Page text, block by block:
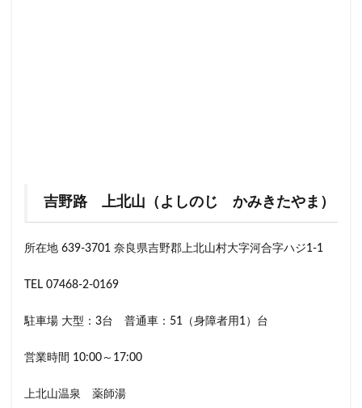
吉野路 上北山（よしのじ かみきたやま）
所在地 639-3701 奈良県吉野郡上北山村大字河合字ハジ1-1
TEL 07468-2-0169
駐車場 大型：3台 普通車：51（身障者用1）台
営業時間 10:00～17:00
上北山温泉 薬師湯